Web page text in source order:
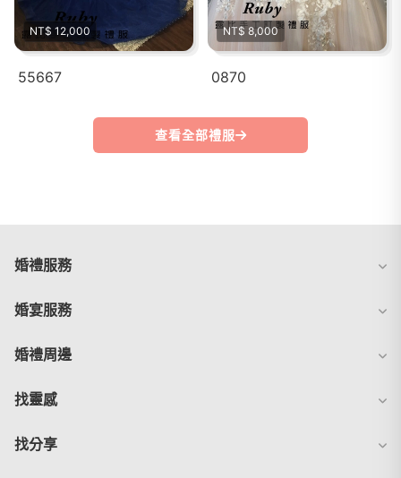
NT$ 12,000
55667
NT$ 8,000
0870
查看全部禮服
婚禮服務
婚宴服務
婚禮周邊
找靈感
找分享